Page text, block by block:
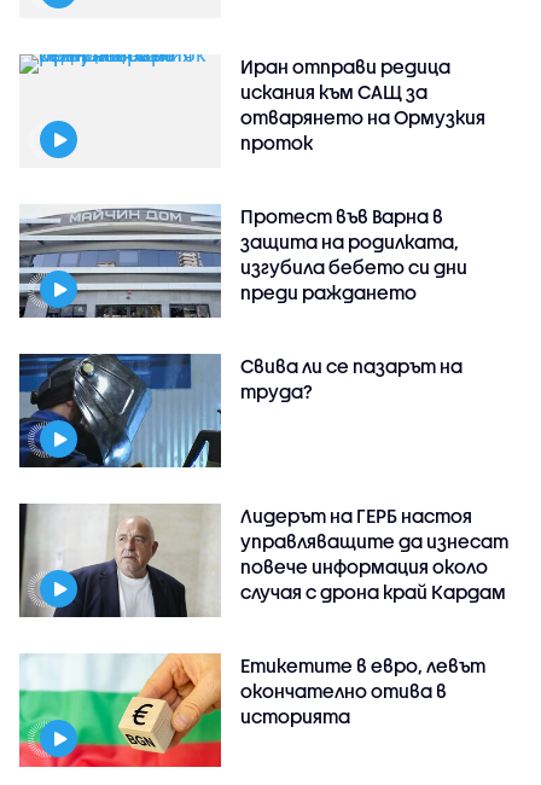
Иран отправи редица
искания към САЩ за
отварянето на Ормузкия
проток
Протест във Варна в
защита на родилката,
изгубила бебето си дни
преди раждането
Свива ли се пазарът на
труда?
Лидерът на ГЕРБ настоя
управляващите да изнесат
повече информация около
случая с дрона край Кардам
Етикетите в евро, левът
окончателно отива в
историята